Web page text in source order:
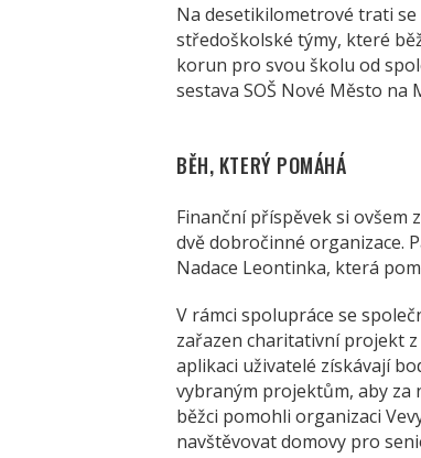
Na desetikilometrové trati se
středoškolské týmy, které
korun pro svou školu od
sestava SOŠ Nové Město na
BĚH, KTERÝ POMÁHÁ
Finanční příspěvek si ovšem
dvě dobročinné organizace.
Nadace Leontinka, která
V rámci spolupráce se
zařazen charitativní projekt
aplikaci uživatelé získávají
vybraným projektům, aby za
běžci pomohli organizaci
navštěvovat domovy pro